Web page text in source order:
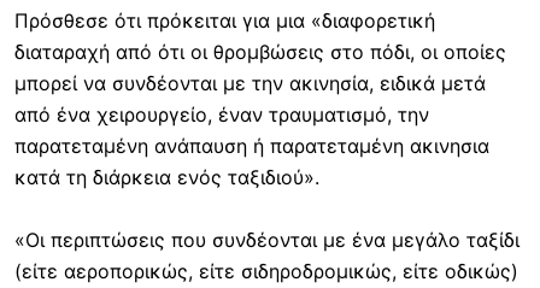
Πρόσθεσε ότι πρόκειται για μια «διαφορετική
διαταραχή από ότι οι θρομβώσεις στο πόδι, οι οποίες
μπορεί να συνδέονται με την ακινησία, ειδικά μετά
από ένα χειρουργείο, έναν τραυματισμό, την
παρατεταμένη ανάπαυση ή παρατεταμένη ακινησια
κατά τη διάρκεια ενός ταξιδιού».
«Οι περιπτώσεις που συνδέονται με ένα μεγάλο ταξίδι
(είτε αεροπορικώς, είτε σιδηροδρομικώς, είτε οδικώς)